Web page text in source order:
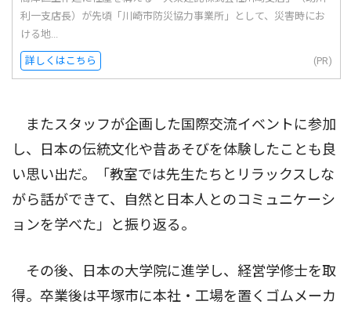
利一支店長）が先頃「川崎市防災協力事業所」として、災害時にお
ける地...
詳しくはこちら (PR)
またスタッフが企画した国際交流イベントに参加
し、日本の伝統文化や昔あそびを体験したことも良
い思い出だ。「教室では先生たちとリラックスしな
がら話ができて、自然と日本人とのコミュニケーシ
ョンを学べた」と振り返る。
その後、日本の大学院に進学し、経営学修士を取
得。卒業後は平塚市に本社・工場を置くゴムメーカ